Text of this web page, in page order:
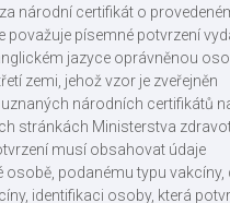
národní certifikát o
považuje písemné potvrzení
jazyce oprávněnou
zemi, jehož vzor je zveřejněn
národních certifikátů
stránkách Ministerstva
musí obsahovat údaje
osobě, podanému typu vakcíny,
identifikaci osoby, která